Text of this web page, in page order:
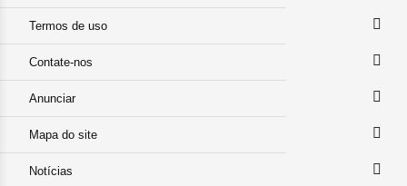
Termos de uso
Contate-nos
Anunciar
Mapa do site
Notícias